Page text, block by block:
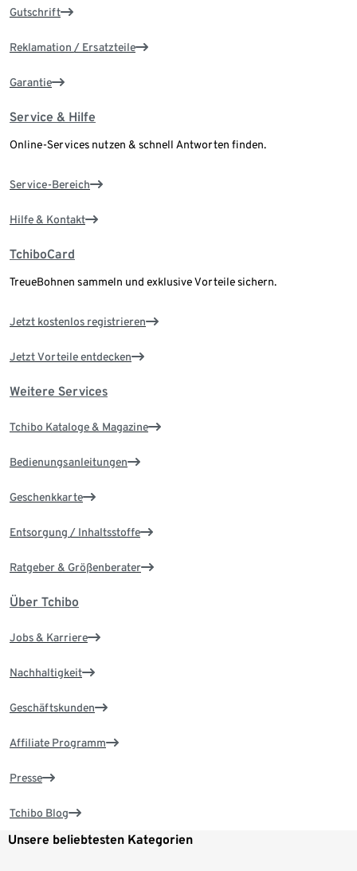
Gutschrift
Reklamation / Ersatzteile
Garantie
Service & Hilfe
Online-Services nutzen & schnell Antworten finden.
Service-Bereich
Hilfe & Kontakt
TchiboCard
TreueBohnen sammeln und exklusive Vorteile sichern.
Jetzt kostenlos registrieren
Jetzt Vorteile entdecken
Weitere Services
Tchibo Kataloge & Magazine
Bedienungsanleitungen
Geschenkkarte
Entsorgung / Inhaltsstoffe
Ratgeber & Größenberater
Über Tchibo
Jobs & Karriere
Nachhaltigkeit
Geschäftskunden
Affiliate Programm
Presse
Tchibo Blog
Unsere beliebtesten Kategorien